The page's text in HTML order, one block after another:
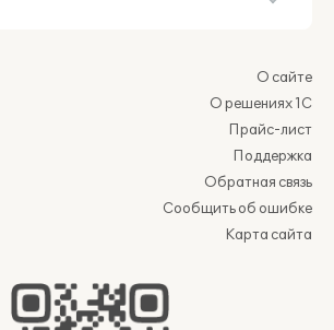
О сайте
О решениях 1С
Прайс-лист
Поддержка
Обратная связь
Сообщить об ошибке
Карта сайта